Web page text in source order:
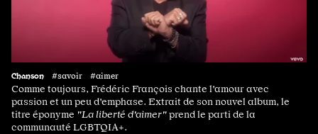
Chanson #savoir #aimer
Comme toujours, Frédéric François chante l'amour avec
passion et un peu d'emphase. Extrait de son nouvel album, le
titre éponyme "La liberté d'aimer"prend le parti de la
communauté LGBTQIA+.